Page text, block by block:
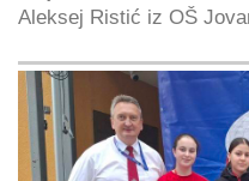
Aleksej Ristić iz OŠ